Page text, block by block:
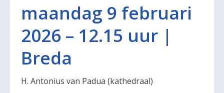
maandag 9 februari
2026 – 12.15 uur |
Breda
H. Antonius van Padua (kathedraal)